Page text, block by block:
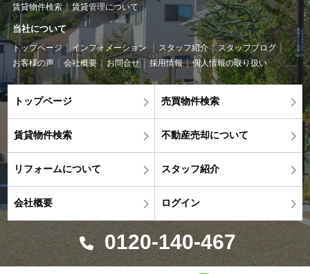
賃貸物件検索 賃貸管理について
当社について
トップページ インフォメーション スタッフ紹介
スタッフブログ
お客様の声
会社概要 お問合せ 採用情報 個人情報の取り扱い
トップページ 売買物件検索
賃貸物件検索 不動産売却について
リフォームについて スタッフ紹介
会社概要 ログイン
0120-140-467